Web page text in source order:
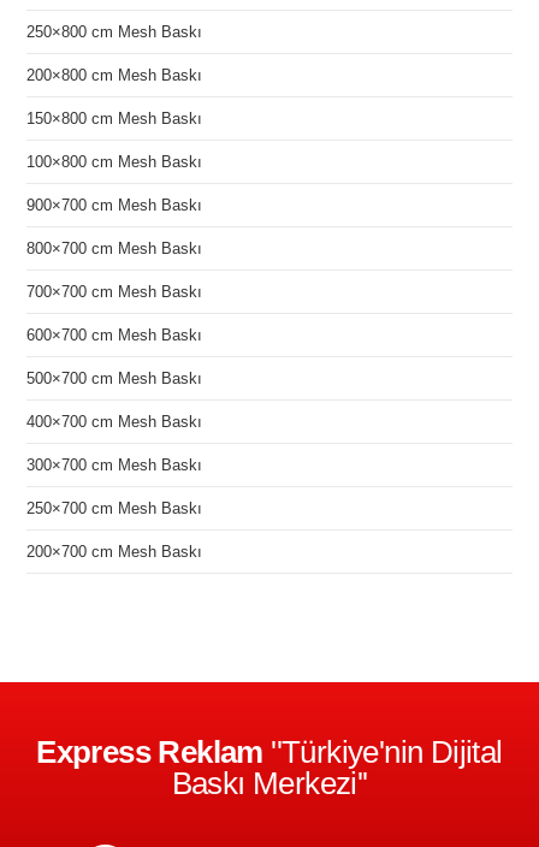
250×800 cm Mesh Baskı
200×800 cm Mesh Baskı
150×800 cm Mesh Baskı
100×800 cm Mesh Baskı
900×700 cm Mesh Baskı
800×700 cm Mesh Baskı
700×700 cm Mesh Baskı
600×700 cm Mesh Baskı
500×700 cm Mesh Baskı
400×700 cm Mesh Baskı
300×700 cm Mesh Baskı
250×700 cm Mesh Baskı
200×700 cm Mesh Baskı
Express Reklam ''Türkiye'nin Dijital
Baskı Merkezi''